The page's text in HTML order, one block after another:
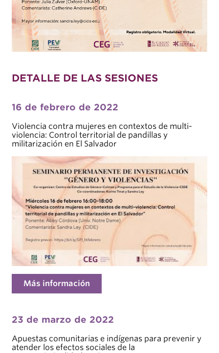
DETALLE DE LAS SESIONES
16 de febrero de 2022
Violencia contra mujeres en contextos de multi-
violencia: Control territorial de pandillas y
militarización en El Salvador
Más información
23 de marzo de 2022
Apuestas comunitarias e indígenas para prevenir y
atender los efectos sociales de la